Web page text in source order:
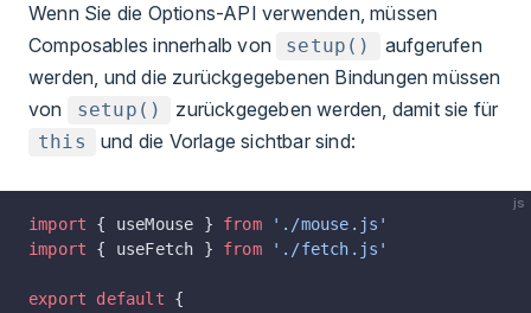
Wenn Sie die Options-API verwenden, müssen
Composables innerhalb von
setup()
aufgerufen
werden, und die zurückgegebenen Bindungen müssen
von
setup() zurückgegeben werden, damit sie für
this und die Vorlage sichtbar sind:
js
import { useMouse } from './mouse.js'
import { useFetch } from './fetch.js'
export default {